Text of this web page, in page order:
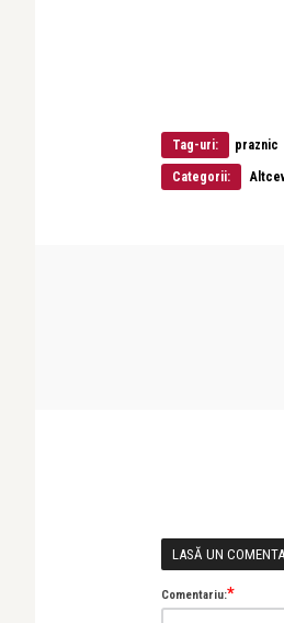
Tag-uri: praznic
Categorii:
LASĂ UN
Comentariu:*